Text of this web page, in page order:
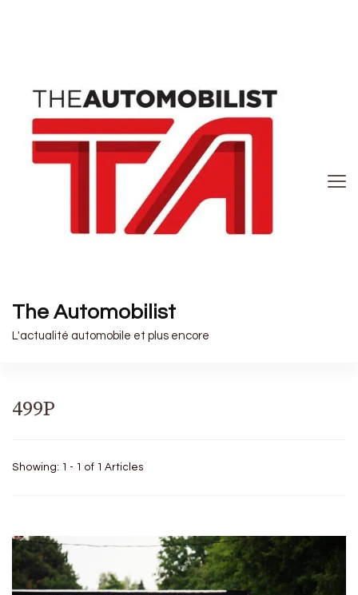
The Automobilist
L'actualité automobile et plus encore
499P
Showing: 1 - 1 of 1 Articles